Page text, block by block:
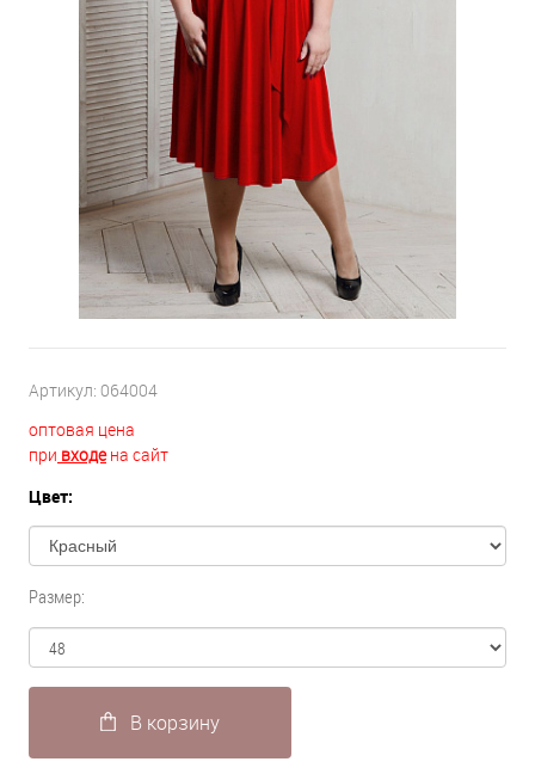
Артикул: 064004
оптовая цена
при входена сайт
Цвет:
Размер:
В корзину